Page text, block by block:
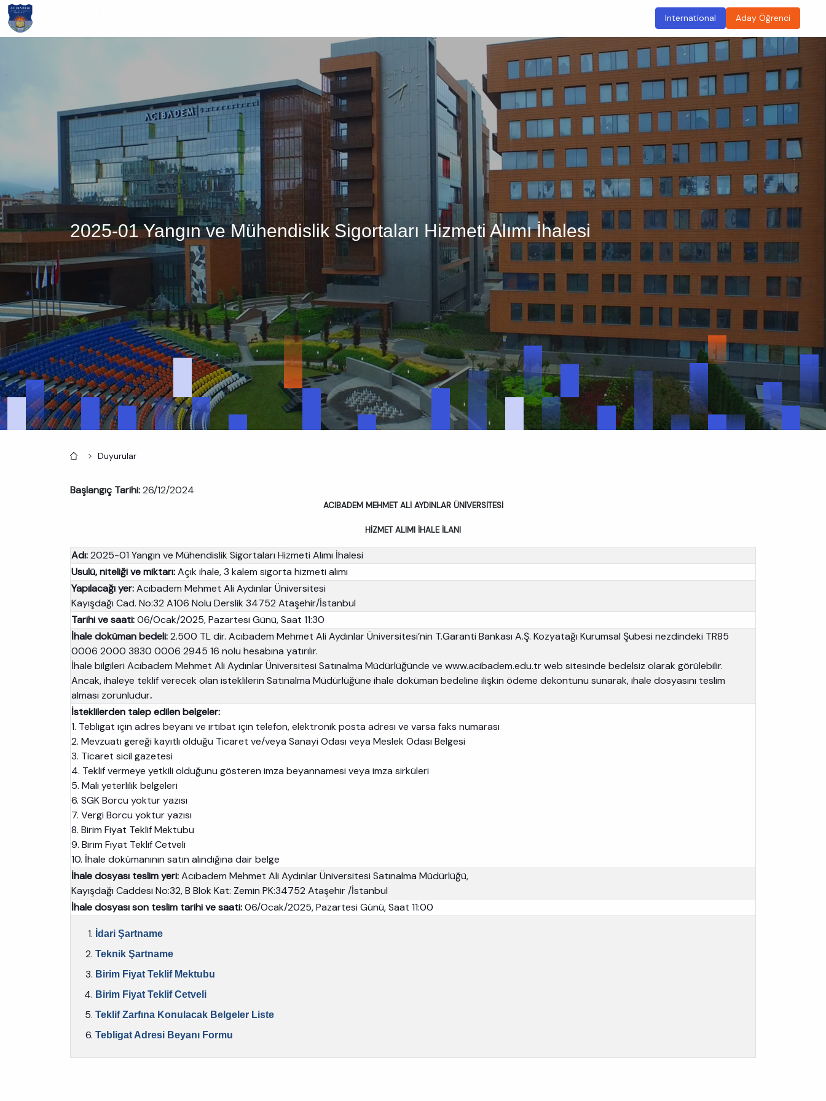
Ana
içeriğe
atla
International Aday Öğrenci
2025-01 Yangın ve Mühendislik Sigortaları Hizmeti Alımı İhalesi
AnasayfaDuyurular
Başlangıç Tarihi:26/12/2024
ACIBADEM MEHMET ALİ AYDINLAR ÜNİVERSİTESİ
HİZMET ALIMI İHALE İLANI
Adı:2025-01 Yangın ve Mühendislik Sigortaları Hizmeti Alımı İhalesi
Usulü, niteliği ve miktarı:Açık ihale, 3 kalem sigorta hizmeti alımı
Yapılacağı yer:Acıbadem Mehmet Ali Aydınlar Üniversitesi
Kayışdağı Cad. No:32 A106 Nolu Derslik 34752 Ataşehir/İstanbul
Tarihi ve saati:06/Ocak/2025, Pazartesi Günü, Saat 11:30
İhale doküman bedeli:2.500 TL dir. Acıbadem Mehmet Ali Aydınlar Üniversitesi’nin T.Garanti Bankası A.Ş. Kozyatağı Kurumsal Şubesi nezdindeki TR85
0006 2000 3830 0006 2945 16 nolu hesabına yatırılır.
İhale bilgileri Acıbadem Mehmet Ali Aydınlar Üniversitesi Satınalma Müdürlüğünde ve www.acibadem.edu.tr web sitesinde bedelsiz olarak görülebilir.
Ancak, ihaleye teklif verecek olan isteklilerin Satınalma Müdürlüğüne ihale doküman bedeline ilişkin ödeme dekontunu sunarak, ihale dosyasını teslim
alması zorunludur.
İsteklilerden talep edilen belgeler:
1. Tebligat için adres beyanı ve irtibat için telefon, elektronik posta adresi ve varsa faks numarası
2. Mevzuatı gereği kayıtlı olduğu Ticaret ve/veya Sanayi Odası veya Meslek Odası Belgesi
3. Ticaret sicil gazetesi
4. Teklif vermeye yetkili olduğunu gösteren imza beyannamesi veya imza sirküleri
5. Mali yeterlilik belgeleri
6. SGK Borcu yoktur yazısı
7. Vergi Borcu yoktur yazısı
8. Birim Fiyat Teklif Mektubu
9. Birim Fiyat Teklif Cetveli
10. İhale dokümanının satın alındığına dair belge
İhale dosyası teslim yeri:Acıbadem Mehmet Ali Aydınlar Üniversitesi Satınalma Müdürlüğü,
Kayışdağı Caddesi No:32, B Blok Kat: Zemin PK:34752 Ataşehir /İstanbul
İhale dosyası son teslim tarihi ve saati:06/Ocak/2025, Pazartesi Günü, Saat 11:00
İdari Şartname
Teknik Şartname
Birim Fiyat Teklif Mektubu
Birim Fiyat Teklif Cetveli
Teklif Zarfına Konulacak Belgeler Liste
Tebligat Adresi Beyanı Formu